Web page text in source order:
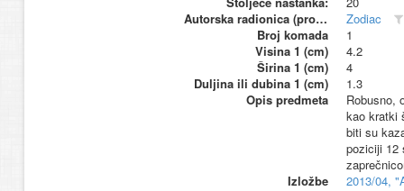
Autorska radionica (proizvođač)
Zodiac
Broj komada
1
Visina 1 (cm)
4.2
Širina 1 (cm)
4
Duljina ili dubina 1 (cm)
1.3
Opis predmeta
Robusno,
kao kratki
biti su
poziciji 12
Izložbe
2013/04,